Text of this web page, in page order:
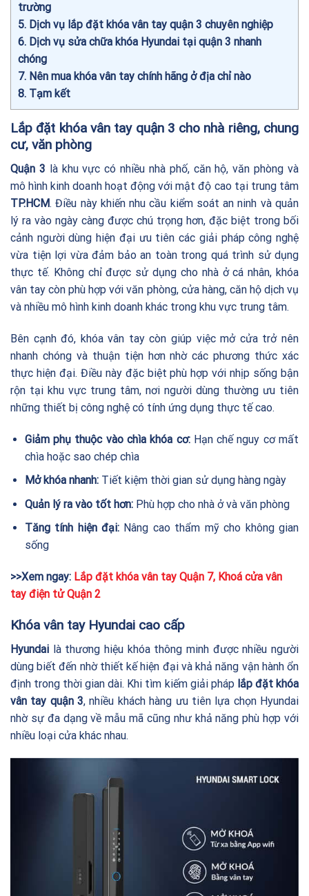
trường
5 Dịch vụ lắp đặt khóa vân tay quận 3 chuyên nghiệp
6 Dịch vụ sửa chữa khóa Hyundai tại quận 3 nhanh
chóng
7 Nên mua khóa vân tay chính hãng ở địa chỉ nào
8 Tạm kết
Lắp đặt khóa vân tay quận 3 cho nhà riêng, chung
cư, văn phòng
Quận 3 là khu vực có nhiều nhà phố, căn hộ, văn phòng và
mô hình kinh doanh hoạt động với mật độ cao tại trung tâm
TP.HCM. Điều này khiến nhu cầu kiểm soát an ninh và quản
lý ra vào ngày càng được chú trọng hơn, đặc biệt trong bối
cảnh người dùng hiện đại ưu tiên các giải pháp công nghệ
vừa tiện lợi vừa đảm bảo an toàn trong quá trình sử dụng
thực tế. Không chỉ được sử dụng cho nhà ở cá nhân, khóa
vân tay còn phù hợp với văn phòng, cửa hàng, căn hộ dịch vụ
và nhiều mô hình kinh doanh khác trong khu vực trung tâm.
Bên cạnh đó, khóa vân tay còn giúp việc mở cửa trở nên
nhanh chóng và thuận tiện hơn nhờ các phương thức xác
thực hiện đại. Điều này đặc biệt phù hợp với nhịp sống bận
rộn tại khu vực trung tâm, nơi người dùng thường ưu tiên
những thiết bị công nghệ có tính ứng dụng thực tế cao.
Giảm phụ thuộc vào chìa khóa cơ:Hạn chế nguy cơ mất
chìa hoặc sao chép chìa
Mở khóa nhanh:Tiết kiệm thời gian sử dụng hàng ngày
Quản lý ra vào tốt hơn:Phù hợp cho nhà ở và văn phòng
Tăng tính hiện đại: Nâng cao thẩm mỹ cho không gian
sống
>>Xem ngay: Lắp đặt khóa vân tay Quận 7, Khoá cửa vân
tay điện tử Quận 2
Khóa vân tay Hyundai cao cấp
Hyundai là thương hiệu khóa thông minh được nhiều người
dùng biết đến nhờ thiết kế hiện đại và khả năng vận hành ổn
định trong thời gian dài. Khi tìm kiếm giải pháp lắp đặt khóa
vân tay quận 3, nhiều khách hàng ưu tiên lựa chọn Hyundai
nhờ sự đa dạng về mẫu mã cũng như khả năng phù hợp với
nhiều loại cửa khác nhau.